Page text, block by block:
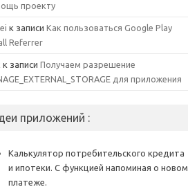
проекту
к записиКак пользоваться Google Play
Referrer
к записиПолучаем разрешение
для приложения
приложений :
Калькулятор потребительского кредита
и ипотеки. С функцией напоминая о новом
платеже.